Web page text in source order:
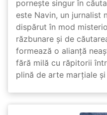
pornește singur în
este Navin, un jurnalist
dispărut în mod
răzbunare și de
formează o alianță
fără milă cu răpitorii
plină de arte marțiale și